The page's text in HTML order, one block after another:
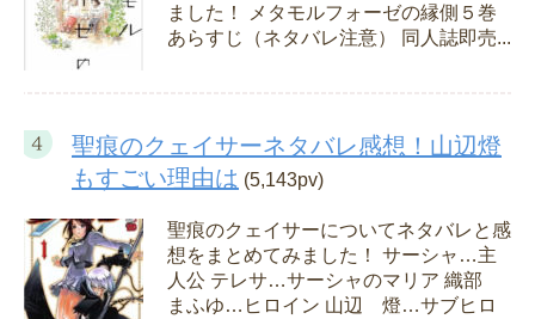
ました！ メタモルフォーゼの縁側５巻
あらすじ（ネタバレ注意） 同人誌即売...
聖痕のクェイサーネタバレ感想！山辺燈
もすごい理由は (5,143pv)
聖痕のクェイサーについてネタバレと感
想をまとめてみました！ サーシャ…主
人公 テレサ…サーシャのマリア 織部
まふゆ…ヒロイン 山辺 燈…サブヒロ